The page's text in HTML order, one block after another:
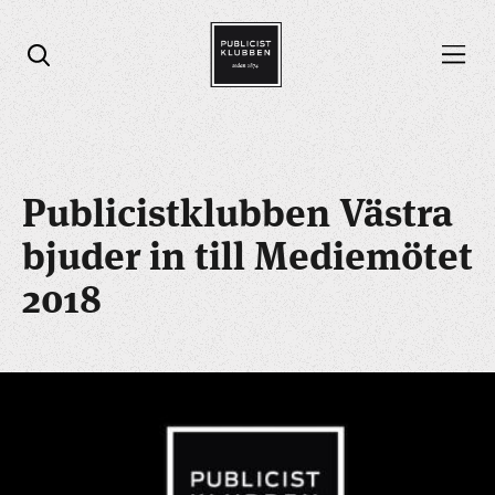
Öppna sök
Öppna menyn
Publicistklubben Västra
bjuder in till Mediemötet
2018